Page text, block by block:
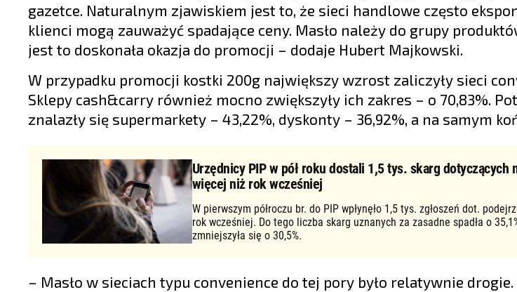
gazetce. Naturalnym zjawiskiem jest to, że sieci handlowe często
klienci mogą zauważyć spadające ceny. Masło należy do grupy
jest to doskonała okazja do promocji – dodaje Hubert Majkowski.
W przypadku promocji kostki 200g największy wzrost zaliczyły sieci
Sklepy cash&carry również mocno zwiększyły ich zakres – o 70,83%.
znalazły się supermarkety – 43,22%, dyskonty – 36,92%, a na samym
Urzędnicy PIP w pół roku dostali 1,5 tys. skarg dotyczących
więcej niż rok wcześniej
W pierwszym półroczu br. do PIP wpłynęło 1,5 tys. zgłoszeń dot.
rok wcześniej. Do tego liczba skarg uznanych za zasadne spadła o
zmniejszyła się o 30,5%.
– Masło w sieciach typu convenience do tej pory było relatywnie